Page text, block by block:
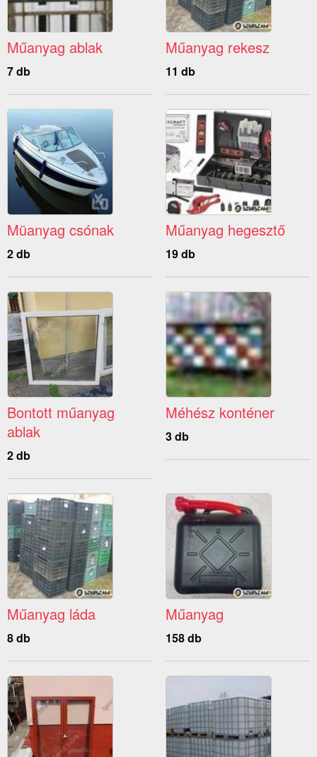
Műanyag ablak
7 db
Műanyag rekesz
11 db
Müanyag csónak
2 db
Műanyag hegesztő
19 db
Bontott műanyag
ablak
2 db
Méhész konténer
3 db
Műanyag láda
8 db
Műanyag
158 db